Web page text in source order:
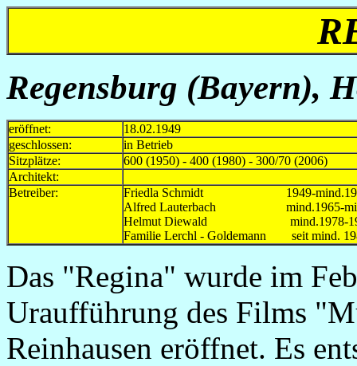
Regensburg (Bayern),
eröffnet:
18.02.1949
geschlossen:
in Betrieb
Sitzplätze:
600 (1950) - 400 (1980) - 300/70 (2006)
Architekt:
Betreiber:
Friedla Schmidt 1949-
Alfred Lauterbach mind.1965-
Helmut Diewald mind.1978-
Familie Lerchl - Goldemann seit mind.
Das "Regina" wurde im
Uraufführung des Films
Reinhausen eröffnet. Es